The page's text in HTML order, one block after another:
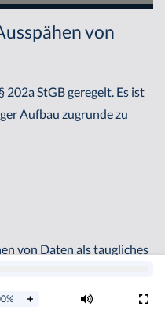
%
von
202a StGB geregelt. Es ist
Aufbau zugrunde zu
von Daten als taugliches
II StGB (keine
und Einschränkung).